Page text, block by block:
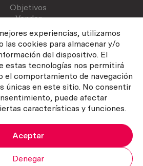
experiencias, utilizamos
las cookies para almacenar y/o
del dispositivo. El
estas tecnologías nos permitirá
el comportamiento de navegación
únicas en este sitio. No consentir
puede afectar
características y funciones.
Aceptar
Denegar
Objetivos
Vender
al cliente
Contactar
del vendedor
Política de Cookies
S.L. Todos los derechos reservados.